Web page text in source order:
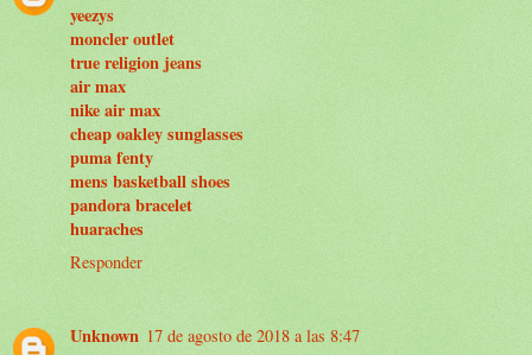
yeezys
moncler outlet
true religion jeans
air max
nike air max
cheap oakley sunglasses
puma fenty
mens basketball shoes
pandora bracelet
huaraches
Responder
Unknown 17 de agosto de 2018 a las 8:47